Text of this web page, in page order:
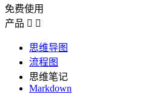
免费使用
产品  
思维导图
流程图
思维笔记
Markdown